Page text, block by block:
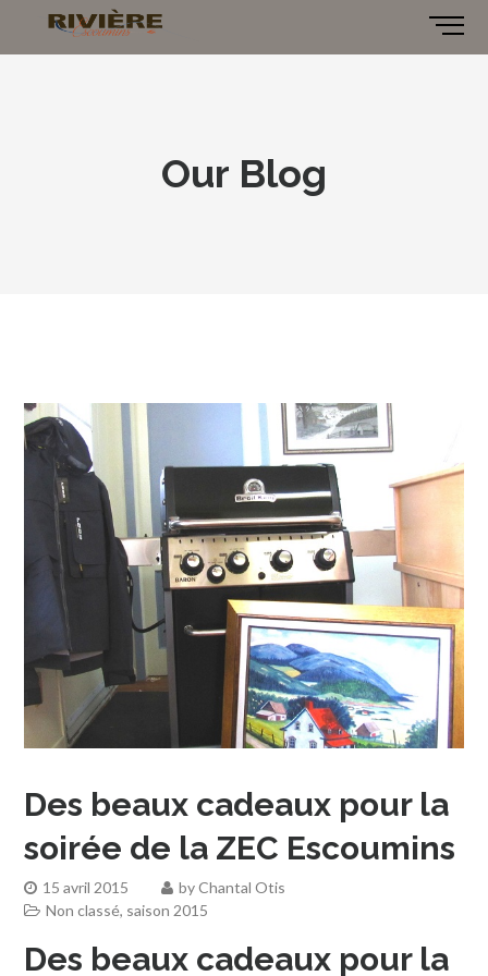
Our Blog
Des beaux cadeaux pour la
soirée de la ZEC Escoumins
15 avril 2015 byChantal Otis
Non classé, saison 2015
Des beaux cadeaux pour la